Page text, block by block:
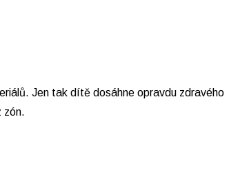
Jen tak dítě dosáhne opravdu zdravého
zón.